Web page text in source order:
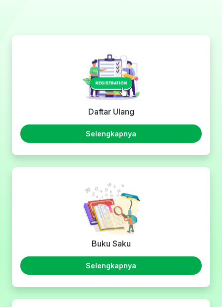
Daftar Ulang
Selengkapnya
Buku Saku
Selengkapnya